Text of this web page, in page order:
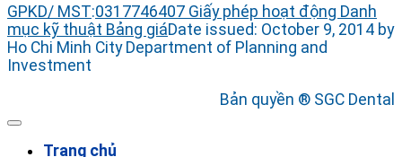
GPKD/ MST:0317746407 Giấy phép hoạt động Danh
mục kỹ thuật Bảng giáDate issued: October 9, 2014 by
Ho Chi Minh City Department of Planning and
Investment
Bản quyền ® SGC Dental
Trang chủ